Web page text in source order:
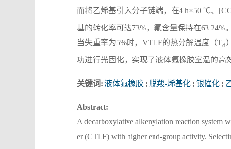
而将乙烯基引入分子链端，在4 h×50 ℃、
基的转化率可达73%，氟含量保持在63.24%
当失重率为5%时，VTLF的热分解温度（Td
功进行光固化，实现了液体氟橡胶室温的高
关键词: 液体氟橡胶 ; 脱羧-烯基化 ; 银催化 ;
Abstract:
A decarboxylative alkenylation reaction system
er (CTLF) with higher end-group activity.